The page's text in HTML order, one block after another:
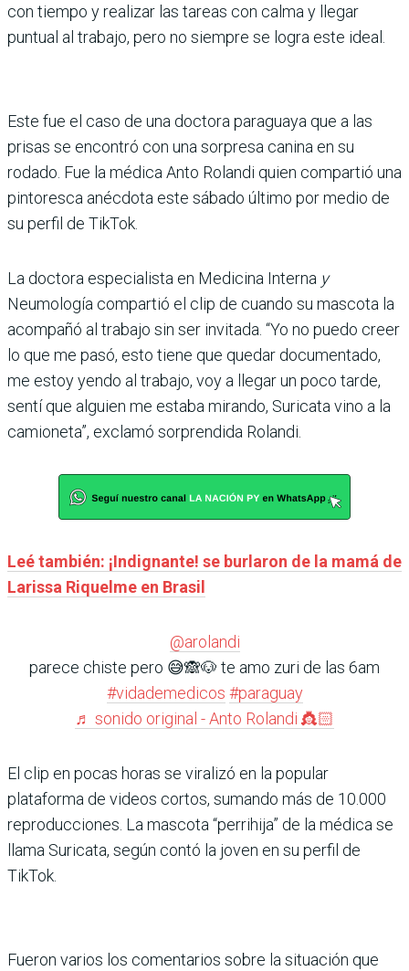
con tiempo y realizar las tareas con calma y llegar
puntual al trabajo, pero no siempre se logra este ideal.
Este fue el caso de una doctora paraguaya que a las
prisas se encontró con una sorpresa canina en su
rodado. Fue la médica Anto Rolandi quien compartió una
pintoresca anécdota este sábado último por medio de
su perfil de TikTok.
La doctora especialista en Medicina Interna y
Neumología compartió el clip de cuando su mascota la
acompañó al trabajo sin ser invitada. “Yo no puedo creer
lo que me pasó, esto tiene que quedar documentado,
me estoy yendo al trabajo, voy a llegar un poco tarde,
sentí que alguien me estaba mirando, Suricata vino a la
camioneta”, exclamó sorprendida Rolandi.
Leé también: ¡Indignante! se burlaron de la mamá de
Larissa Riquelme en Brasil
@arolandi
parece chiste pero 😅🙈🐶 te amo zuri de las 6am
#vidademedicos #paraguay
♬ sonido original - Anto Rolandi 👸🏻
El clip en pocas horas se viralizó en la popular
plataforma de videos cortos, sumando más de 10.000
reproducciones. La mascota “perrihija” de la médica se
llama Suricata, según contó la joven en su perfil de
TikTok.
Fueron varios los comentarios sobre la situación que